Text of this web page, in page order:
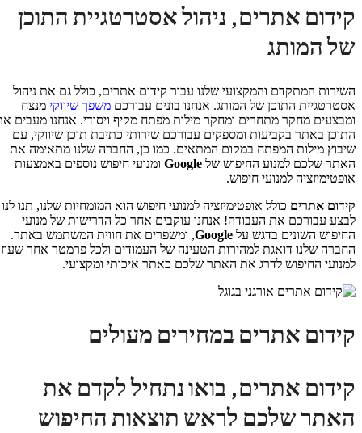
קידום אתרים, ניהול אסטרטגיית התוכן
של המותג
השירות המתקדם והמקצועי שלנו עבור קידום אתרים, כולל גם את ניהול
אסטרטגיית התוכן של המותג. אנחנו בונים עבורכםמשפך שיווקימנצח
ומבצעים מחקר מתחרים ומחקר מילות מפתח מקיף ויסודי. אנחנו מעבים את
התוכן באתר בקביעות ומספקים עבורכם שירותי כתיבת תוכן שיווקי, עם
שיבוץ מילות המפתח במקום המתאים. כמו כן, החברה שלנו מתאימה את
האתר שלכם למנוע החיפוש שלGoogleומנועי חיפוש נוספים באמצעות
אופטימיזציה למנועי חיפוש.
קידום אתריםכולל אופטימיזציה למנועי חיפוש הוא המומחיות שלנו, תנו לנו
לבצע עבורכם את העבודה! אנחנו עוקבים אחר כל הדרישות של מנועי
החיפוש השונים בדגש עלGoogle, ומשפרים את חווית המשתמש באתר.
החברה שלנו דואגת למהירות הטעינה של העמודים ולכל פרמטר אחר שעוזר
למנועי החיפוש לדרג את האתר שלכם כאתר איכותי ומקצועי.
קידום אתרים במחירים מעולים
קידום אתרים, בואו נתחיל לקדם את
האתר שלכם לראש תוצאות החיפוש